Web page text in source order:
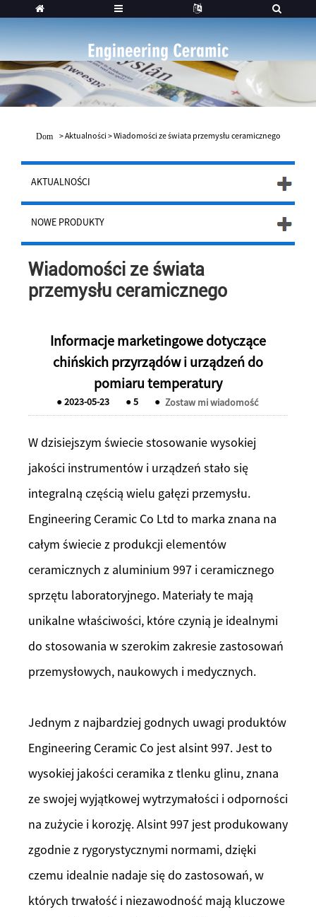
Dom >Aktualności >Wiadomości ze świata przemysłu ceramicznego
AKTUALNOŚCI
NOWE PRODUKTY
Wiadomości ze świata
przemysłu ceramicznego
Informacje marketingowe dotyczące
chińskich przyrządów i urządzeń do
pomiaru temperatury
●2023-05-23 ●5 ● Zostaw mi wiadomość
W dzisiejszym świecie stosowanie wysokiej
jakości instrumentów i urządzeń stało się
integralną częścią wielu gałęzi przemysłu.
Engineering Ceramic Co Ltd to marka znana na
całym świecie z produkcji elementów
ceramicznych z aluminium 997 i ceramicznego
sprzętu laboratoryjnego. Materiały te mają
unikalne właściwości, które czynią je idealnymi
do stosowania w szerokim zakresie zastosowań
przemysłowych, naukowych i medycznych.
Jednym z najbardziej godnych uwagi produktów
Engineering Ceramic Co jest alsint 997. Jest to
wysokiej jakości ceramika z tlenku glinu, znana
ze swojej wyjątkowej wytrzymałości i odporności
na zużycie i korozję. Alsint 997 jest produkowany
zgodnie z rygorystycznymi normami, dzięki
czemu idealnie nadaje się do zastosowań, w
których trwałość i niezawodność mają kluczowe